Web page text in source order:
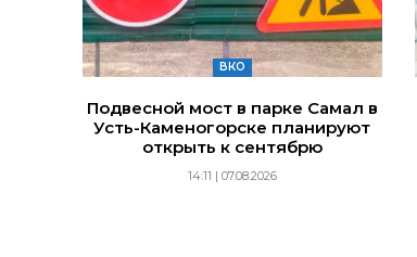
ВКО
Подвесной мост в парке Самал в
Усть-Каменогорске планируют
открыть к сентябрю
14:11 | 07.08.2026